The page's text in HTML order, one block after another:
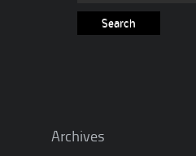
Archives